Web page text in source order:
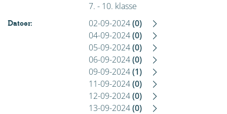
7. - 10. klasse
Datoer: 02-09-2024(0)
04-09-2024(0)
05-09-2024(0)
06-09-2024(0)
09-09-2024(1)
11-09-2024(0)
12-09-2024(0)
13-09-2024(0)